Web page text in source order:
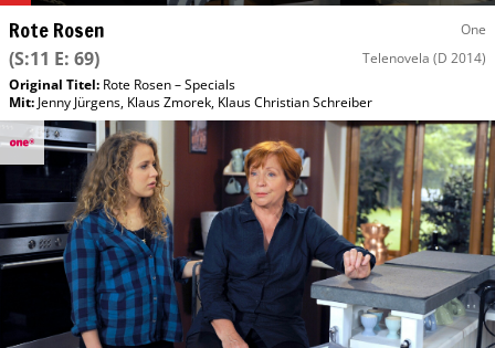
Rote Rosen One
(S:11 E: 69) Telenovela (D 2014)
Original Titel: Rote Rosen – Specials
Mit: Jenny Jürgens, Klaus Zmorek, Klaus Christian Schreiber